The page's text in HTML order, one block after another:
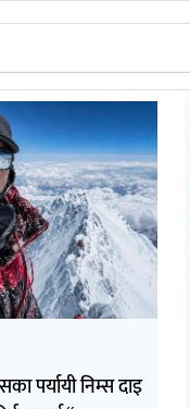
पर्यायी निम्स दाइ